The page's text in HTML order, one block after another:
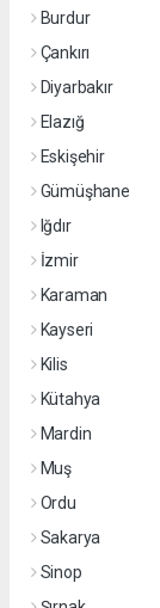
Burdur
Çankırı
Diyarbakır
Elazığ
Eskişehir
Gümüşhane
Iğdır
İzmir
Karaman
Kayseri
Kilis
Kütahya
Mardin
Muş
Ordu
Sakarya
Sinop